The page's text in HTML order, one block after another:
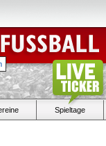
Spieltage